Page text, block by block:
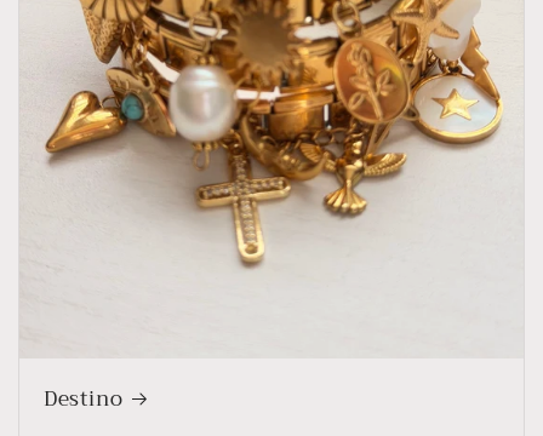
Destino